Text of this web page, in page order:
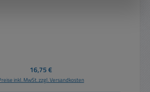
Regulärer Preis:
16,75 €
inkl. MwSt. zzgl. Versandkosten